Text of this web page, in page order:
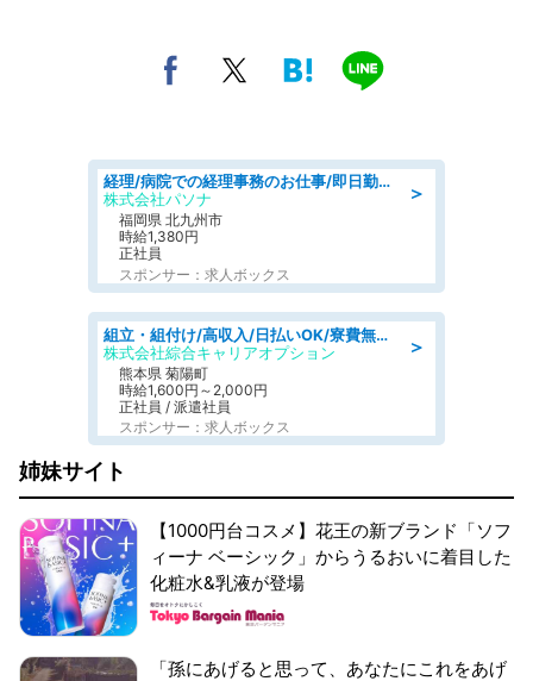
＞
経理/病院での経理事務のお仕事/即日勤務可/車通勤可/経理/一般事務
株式会社パソナ
福岡県 北九州市
時給1,380円
正社員
スポンサー：求人ボックス
＞
組立・組付け/高収入/日払いOK/寮費無料/交替制/20・30・40代活躍中
株式会社綜合キャリアオプション
熊本県 菊陽町
時給1,600円～2,000円
正社員 / 派遣社員
スポンサー：求人ボックス
姉妹サイト
【1000円台コスメ】花王の新ブランド「ソフ
ィーナ ベーシック」からうるおいに着目した
化粧水&乳液が登場
「孫にあげると思って、あなたにこれをあげ